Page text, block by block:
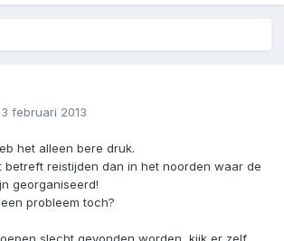
3 februari 2013
het alleen bere druk.
betreft reistijden dan in het noorden waar de
georganiseerd!
probleem toch?